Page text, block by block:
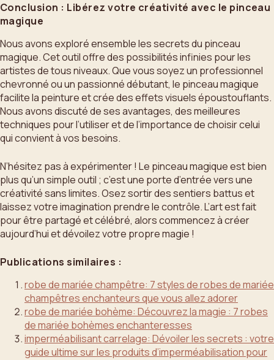
Conclusion : Libérez votre créativité avec le pinceau
magique
Nous avons exploré ensemble les secrets du pinceau
magique. Cet outil offre des possibilités infinies pour les
artistes de tous niveaux. Que vous soyez un professionnel
chevronné ou un passionné débutant, le pinceau magique
facilite la peinture et crée des effets visuels époustouflants.
Nous avons discuté de ses avantages, des meilleures
techniques pour l’utiliser et de l’importance de choisir celui
qui convient à vos besoins.
N’hésitez pas à expérimenter ! Le pinceau magique est bien
plus qu’un simple outil ; c’est une porte d’entrée vers une
créativité sans limites. Osez sortir des sentiers battus et
laissez votre imagination prendre le contrôle. L’art est fait
pour être partagé et célébré, alors commencez à créer
aujourd’hui et dévoilez votre propre magie !
Publications similaires :
robe de mariée champêtre: 7 styles de robes de mariée
champêtres enchanteurs que vous allez adorer
robe de mariée bohème: Découvrez la magie : 7 robes
de mariée bohèmes enchanteresses
imperméabilisant carrelage: Dévoiler les secrets : votre
guide ultime sur les produits d’imperméabilisation pour